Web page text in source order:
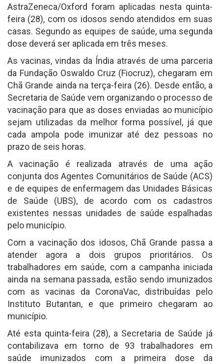
AstraZeneca/Oxford foram aplicadas nesta quinta-
feira (28), com os idosos sendo atendidos em suas
casas. Segundo as equipes de saúde, uma segunda
dose deverá ser aplicada em três meses.
As vacinas, vindas da Índia através de uma parceria
da Fundação Oswaldo Cruz (Fiocruz), chegaram em
Chã Grande ainda na terça-feira (26). Desde então, a
Secretaria de Saúde vem organizando o processo de
vacinação para que as doses enviadas ao município
sejam utilizadas da melhor forma possível, já que
cada ampola pode imunizar até dez pessoas no
prazo de seis horas.
A vacinação é realizada através de uma ação
conjunta dos Agentes Comunitários de Saúde (ACS)
e de equipes de enfermagem das Unidades Básicas
de Saúde (UBS), de acordo com os cadastros
existentes nessas unidades de saúde espalhadas
pelo município.
Com a vacinação dos idosos, Chã Grande passa a
atender agora a dois grupos prioritários. Os
trabalhadores em saúde, com a campanha iniciada
ainda na semana passada, estão sendo imunizados
com as vacinas da CoronaVac, distribuídas pelo
Instituto Butantan, e que primeiro chegaram ao
município.
Até esta quinta-feira (28), a Secretaria de Saúde já
contabilizava em torno de 93 trabalhadores em
saúde imunizados com a primeira dose da